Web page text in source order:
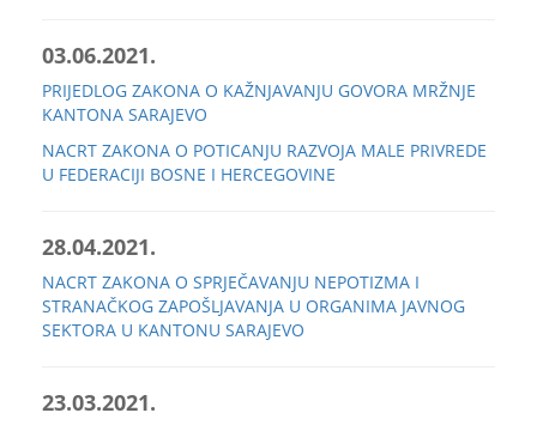
03.06.2021.
PRIJEDLOG ZAKONA O KAŽNJAVANJU GOVORA MRŽNJE
KANTONA SARAJEVO
NACRT ZAKONA O POTICANJU RAZVOJA MALE PRIVREDE
U FEDERACIJI BOSNE I HERCEGOVINE
28.04.2021.
NACRT ZAKONA O SPRJEČAVANJU NEPOTIZMA I
STRANAČKOG ZAPOŠLJAVANJA U ORGANIMA JAVNOG
SEKTORA U KANTONU SARAJEVO
23.03.2021.